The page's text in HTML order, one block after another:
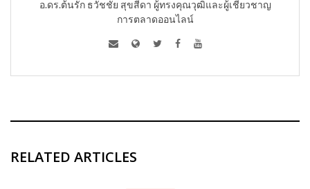
อ.ดร.ต้นรัก ธวัชชัย สุขสีดา ผู้ทรงคุณวุฒิและผู้เชี่ยวชาญ
การตลาดออนไลน์
RELATED ARTICLES